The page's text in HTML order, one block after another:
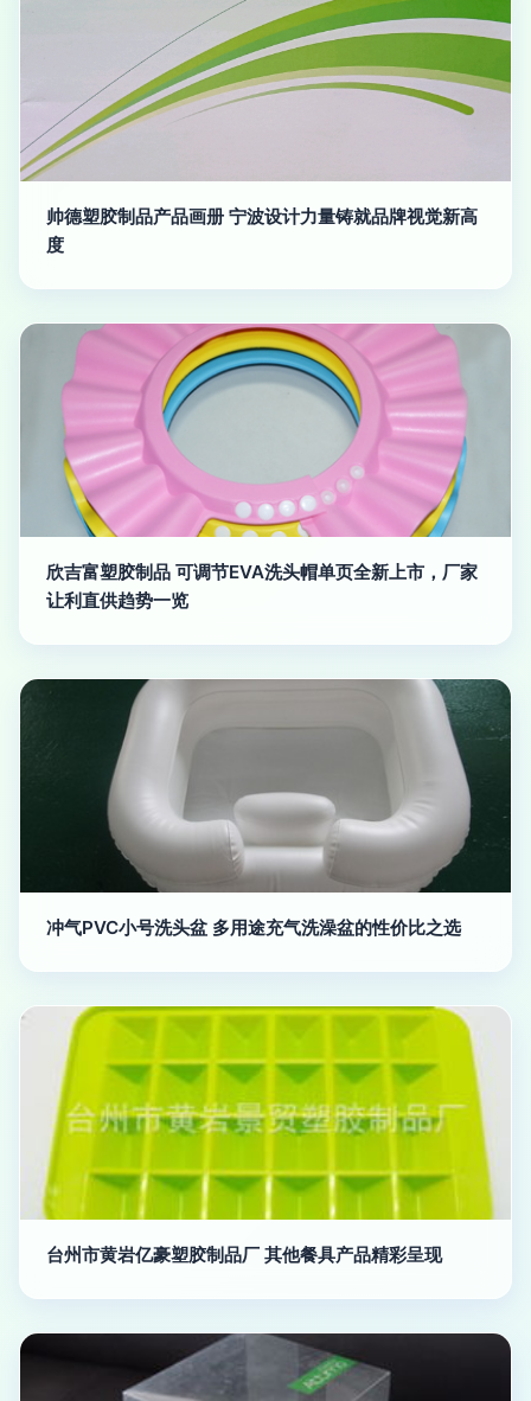
帅德塑胶制品产品画册 宁波设计力量铸就品牌视觉新高
度
欣吉富塑胶制品 可调节EVA洗头帽单页全新上市，厂家
让利直供趋势一览
冲气PVC小号洗头盆 多用途充气洗澡盆的性价比之选
台州市黄岩亿豪塑胶制品厂 其他餐具产品精彩呈现